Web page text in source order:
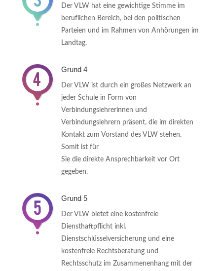
Der VLW hat eine gewichtige Stimme im
beruflichen Bereich, bei den politischen
Parteien und im Rahmen von Anhörungen im
Landtag.
Grund 4
Der VLW ist durch ein großes Netzwerk an
jeder Schule in Form von
Verbindungslehrerinnen und
Verbindungslehrern präsent, die im direkten
Kontakt zum Vorstand des VLW stehen.
Somit ist für
Sie die direkte Ansprechbarkeit vor Ort
gegeben.
Grund 5
Der VLW bietet eine kostenfreie
Diensthaftpflicht inkl.
Dienstschlüsselversicherung und eine
kostenfreie Rechtsberatung und
Rechtsschutz im Zusammenenhang mit der